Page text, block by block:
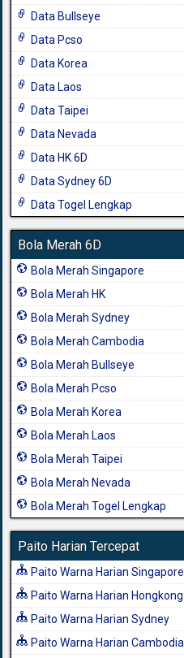
Data Bullseye
Data Pcso
Data Korea
Data Laos
Data Taipei
Data Nevada
Data HK 6D
Data Sydney 6D
Data Togel Lengkap
Bola Merah 6D
Bola Merah Singapore
Bola Merah HK
Bola Merah Sydney
Bola Merah Cambodia
Bola Merah Bullseye
Bola Merah Pcso
Bola Merah Korea
Bola Merah Laos
Bola Merah Taipei
Bola Merah Nevada
Bola Merah Togel Lengkap
Paito Harian Tercepat
Paito Warna Harian Singapore
Paito Warna Harian Hongkong
Paito Warna Harian Sydney
Paito Warna Harian Cambodia